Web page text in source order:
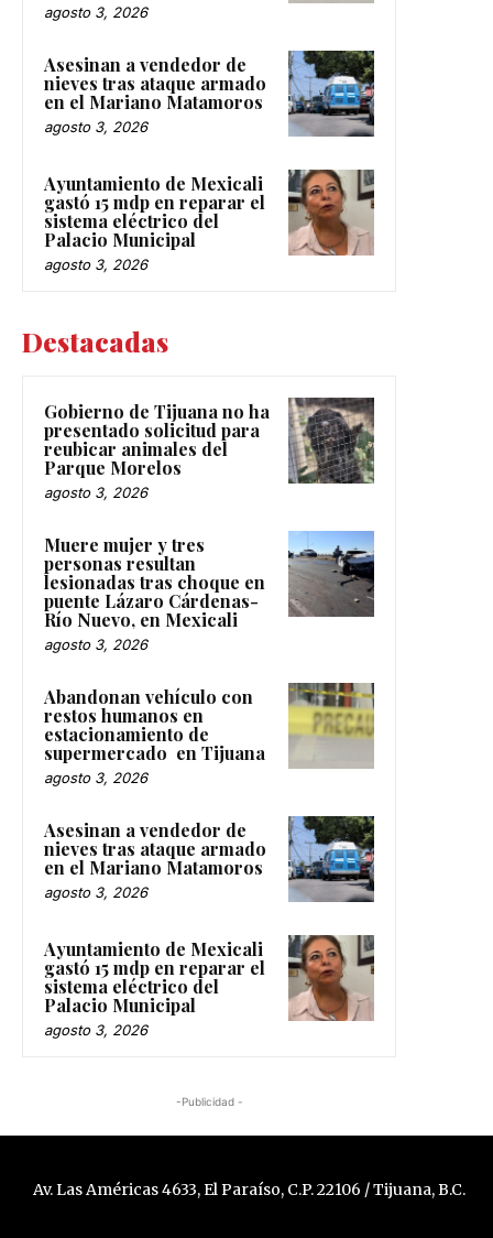
agosto 3, 2026
Asesinan a vendedor de
nieves tras ataque armado
en el Mariano Matamoros
agosto 3, 2026
Ayuntamiento de Mexicali
gastó 15 mdp en reparar el
sistema eléctrico del
Palacio Municipal
agosto 3, 2026
Destacadas
Gobierno de Tijuana no ha
presentado solicitud para
reubicar animales del
Parque Morelos
agosto 3, 2026
Muere mujer y tres
personas resultan
lesionadas tras choque en
puente Lázaro Cárdenas-
Río Nuevo, en Mexicali
agosto 3, 2026
Abandonan vehículo con
restos humanos en
estacionamiento de
supermercado en Tijuana
agosto 3, 2026
Asesinan a vendedor de
nieves tras ataque armado
en el Mariano Matamoros
agosto 3, 2026
Ayuntamiento de Mexicali
gastó 15 mdp en reparar el
sistema eléctrico del
Palacio Municipal
agosto 3, 2026
-Publicidad -
Av. Las Américas 4633, El Paraíso, C.P. 22106 / Tijuana, B.C.